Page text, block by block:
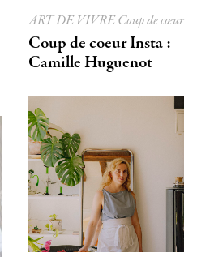
ART DE VIVRECoup de cœur
Coup de coeur Insta :
Camille Huguenot